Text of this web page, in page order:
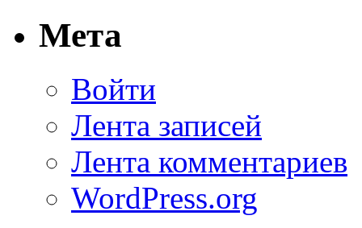
Мета
Войти
Лента записей
Лента комментариев
WordPress.org